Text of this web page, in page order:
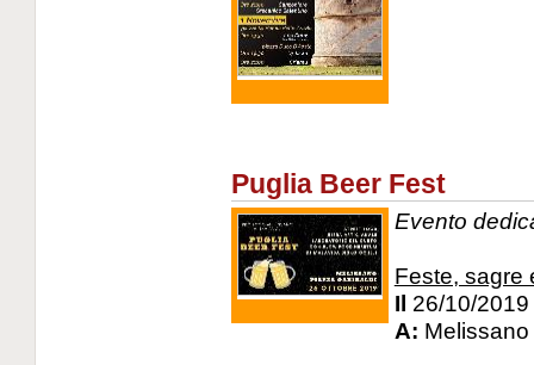
Puglia Beer Fest
Evento
Feste, sagre
Il 26/10/2019
A: Melissano